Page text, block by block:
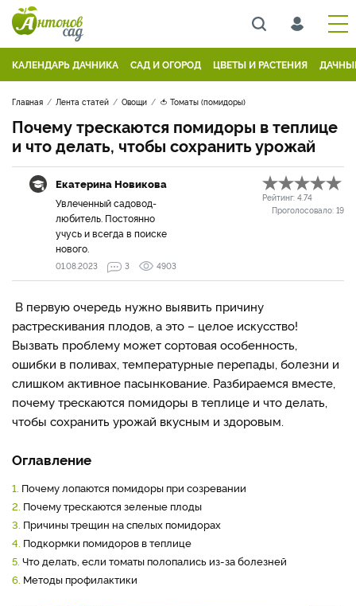
КАЛЕНДАРЬ ДАЧНИКА САД И ОГОРОД ЦВЕТЫ И РАСТЕНИЯ
Главная Лента статей Овощи 🍅 Томаты (помидоры)
Почему трескаются помидоры в теплице
и что делать, чтобы сохранить урожай
Екатерина Новикова
Увлеченный садовод-
любитель. Постоянно
учусь и всегда в поиске
нового.
Рейтинг: 4.74
Проголосовало: 19
01.08.2023 3 4903
В первую очередь нужно выявить причину
растрескивания плодов, а это – целое искусство!
Вызвать проблему может сортовая особенность,
ошибки в поливах, температурные перепады, болезни и
слишком активное пасынкование. Разбираемся вместе,
почему трескаются помидоры в теплице и что делать,
чтобы сохранить урожай вкусным и здоровым.
Оглавление
1. Почему лопаются помидоры при созревании
2. Почему трескаются зеленые плоды
3. Причины трещин на спелых помидорах
4. Подкормки помидоров в теплице
5. Что делать, если томаты полопались из-за болезней
6. Методы профилактики